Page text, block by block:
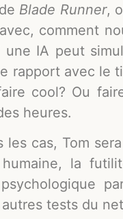
Blade Runner,
comment
une IA peut
rapport avec le
cool? Ou
heures.
les cas, Tom
la
psychologique
tests du